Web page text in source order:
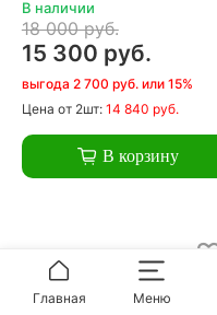
В наличии
18 000 руб.
15 300 руб.
выгода 2 700 руб. или 15%
Цена от 2шт: 14 840 руб.
В корзину
Главная Меню